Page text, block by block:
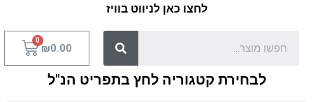
לחצו כאן לניווט בוויז
₪0.00
לבחירת קטגוריה לחץ בתפריט הנ"ל